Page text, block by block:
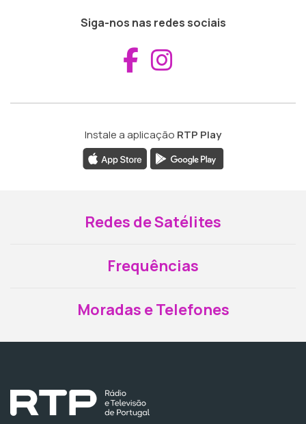
Siga-nos nas redes sociais
Aceder ao
Instale a aplicação RTP Play
Redes de Satélites
Frequências
Moradas e Telefones